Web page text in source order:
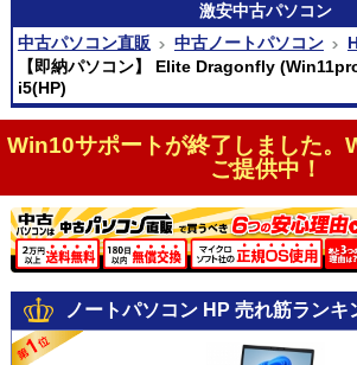
激安中古パソコン
中古パソコン直販
中古ノートパソコン
【即納パソコン】 Elite Dragonfly
i5(HP)
Win10サポートが終了しました。
ご提供中！
ノートパソコン HP 売れ筋ランキ